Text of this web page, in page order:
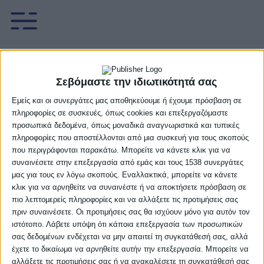
Σεβόμαστε την ιδιωτικότητά σας
Εμείς και οι συνεργάτες μας αποθηκεύουμε ή έχουμε πρόσβαση σε
πληροφορίες σε συσκευές, όπως cookies και επεξεργαζόμαστε
προσωπικά δεδομένα, όπως μοναδικά αναγνωριστικά και τυπικές
πληροφορίες που αποστέλλονται από μια συσκευή για τους σκοπούς
που περιγράφονται παρακάτω. Μπορείτε να κάνετε κλικ για να
συναινέσετε στην επεξεργασία από εμάς και τους 1538 συνεργάτες
μας για τους εν λόγω σκοπούς. Εναλλακτικά, μπορείτε να κάνετε
κλικ για να αρνηθείτε να συναινέστε ή να αποκτήσετε πρόσβαση σε
πιο λεπτομερείς πληροφορίες και να αλλάξετε τις προτιμήσεις σας
πριν συναινέσετε. Οι προτιμήσεις σας θα ισχύουν μόνο για αυτόν τον
ιστότοπο. Λάβετε υπόψη ότι κάποια επεξεργασία των προσωπικών
σας δεδομένων ενδέχεται να μην απαιτεί τη συγκατάθεσή σας, αλλά
έχετε το δικαίωμα να αρνηθείτε αυτήν την επεξεργασία. Μπορείτε να
αλλάξετε τις προτιμήσεις σας ή να ανακαλέσετε τη συγκατάθεσή σας
Προμηθέας Πάτρας-
ΠΑΟΚ 73-44 (pics)
7 Μαρτίου, 2025
Facebook Twitter
Ο Προμηθέας Πάτρας έγινε η δεύτερη ομάδα που
τσέκαρε το εισιτήριό της για τους ημιτελικούς του
Final 8 του Rising Stars Εθνική Ασφαλιστική που
φιλοξενείται στο Τ9 Κωστακίων σε μια